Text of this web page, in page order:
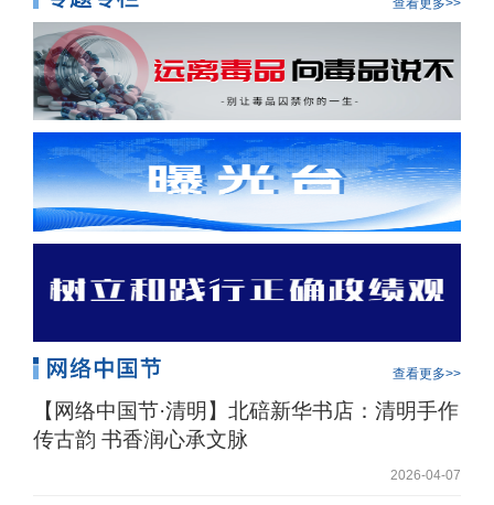
查看更多>>
查看更多>>
【网络中国节·清明】北碚新华书店：清明手作
传古韵 书香润心承文脉
2026-04-07